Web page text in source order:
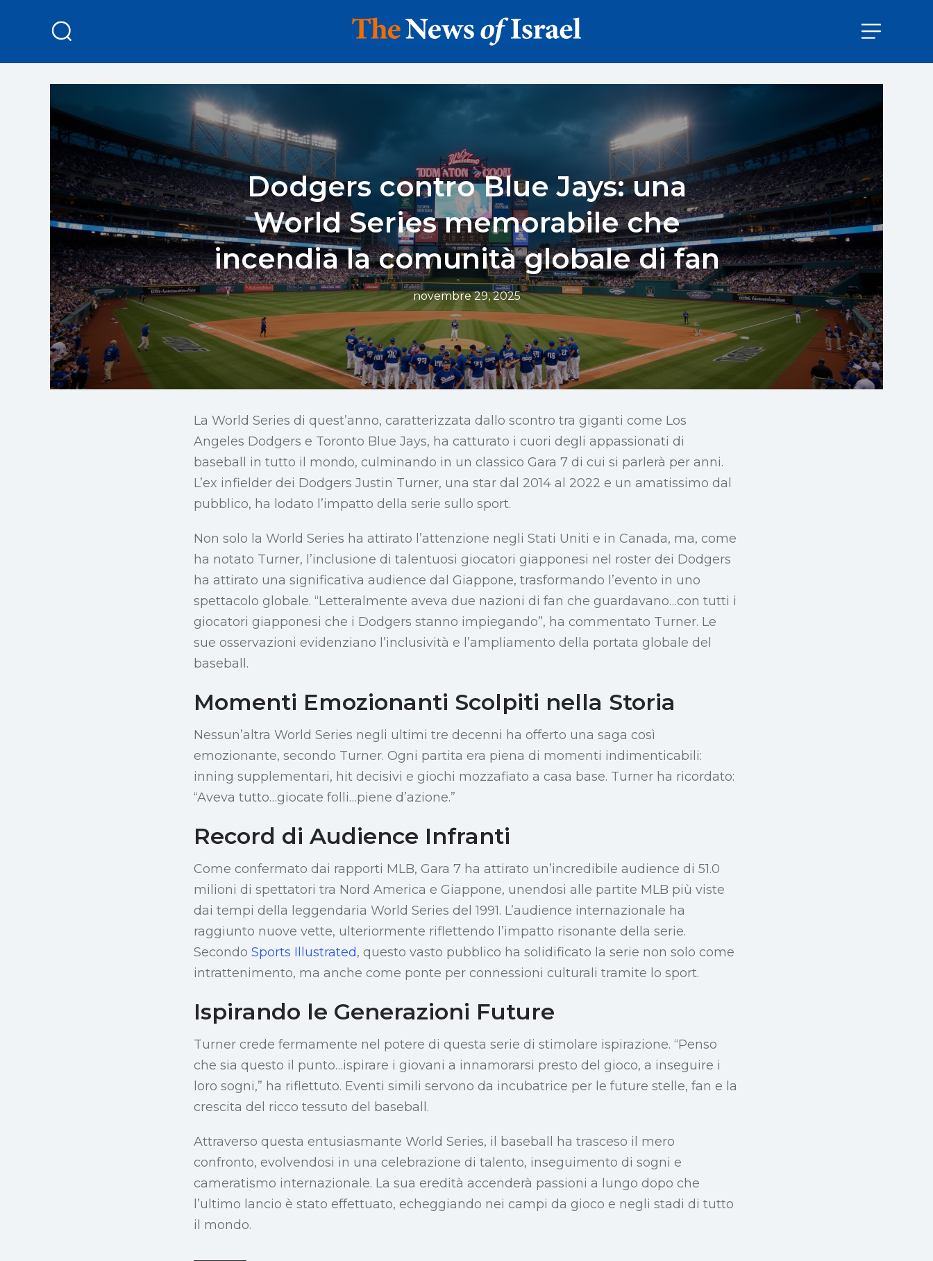
Dodgers contro Blue Jays: una
World Series memorabile che
incendia la comunità globale di fan
novembre 29, 2025
La World Series di quest’anno, caratterizzata dallo scontro tra giganti come Los
Angeles Dodgers e Toronto Blue Jays, ha catturato i cuori degli appassionati di
baseball in tutto il mondo, culminando in un classico Gara 7 di cui si parlerà per anni.
L’ex infielder dei Dodgers Justin Turner, una star dal 2014 al 2022 e un amatissimo dal
pubblico, ha lodato l’impatto della serie sullo sport.
Non solo la World Series ha attirato l’attenzione negli Stati Uniti e in Canada, ma, come
ha notato Turner, l’inclusione di talentuosi giocatori giapponesi nel roster dei Dodgers
ha attirato una significativa audience dal Giappone, trasformando l’evento in uno
spettacolo globale. “Letteralmente aveva due nazioni di fan che guardavano…con tutti i
giocatori giapponesi che i Dodgers stanno impiegando”, ha commentato Turner. Le
sue osservazioni evidenziano l’inclusività e l’ampliamento della portata globale del
baseball.
Momenti Emozionanti Scolpiti nella Storia
Nessun’altra World Series negli ultimi tre decenni ha offerto una saga così
emozionante, secondo Turner. Ogni partita era piena di momenti indimenticabili:
inning supplementari, hit decisivi e giochi mozzafiato a casa base. Turner ha ricordato:
“Aveva tutto…giocate folli…piene d’azione.”
Record di Audience Infranti
Come confermato dai rapporti MLB, Gara 7 ha attirato un’incredibile audience di 51.0
milioni di spettatori tra Nord America e Giappone, unendosi alle partite MLB più viste
dai tempi della leggendaria World Series del 1991. L’audience internazionale ha
raggiunto nuove vette, ulteriormente riflettendo l’impatto risonante della serie.
Secondo Sports Illustrated, questo vasto pubblico ha solidificato la serie non solo come
intrattenimento, ma anche come ponte per connessioni culturali tramite lo sport.
Ispirando le Generazioni Future
Turner crede fermamente nel potere di questa serie di stimolare ispirazione. “Penso
che sia questo il punto…ispirare i giovani a innamorarsi presto del gioco, a inseguire i
loro sogni,” ha riflettuto. Eventi simili servono da incubatrice per le future stelle, fan e la
crescita del ricco tessuto del baseball.
Attraverso questa entusiasmante World Series, il baseball ha trasceso il mero
confronto, evolvendosi in una celebrazione di talento, inseguimento di sogni e
cameratismo internazionale. La sua eredità accenderà passioni a lungo dopo che
l’ultimo lancio è stato effettuato, echeggiando nei campi da gioco e negli stadi di tutto
il mondo.